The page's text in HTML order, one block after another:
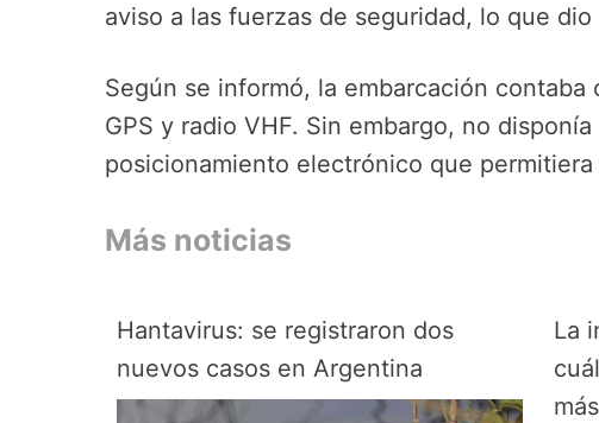
aviso a las fuerzas de seguridad, lo que
Según se informó, la embarcación contaba
GPS y radio VHF. Sin embargo, no
posicionamiento electrónico que
Más noticias
Hantavirus: se registraron dos
nuevos casos en Argentina
La